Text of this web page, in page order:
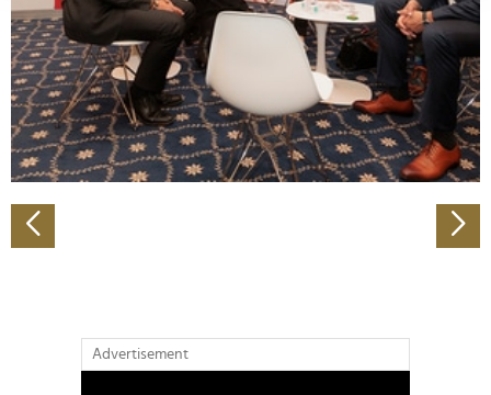
Abschnitt Einzelheiten
fest.
Wir verwenden Cookies, um Inhalte und Anzeigen zu
personalisieren, Funktionen für soziale Medien anbieten
zu können und die Zugriffe auf unsere Website zu
analysieren. Außerdem geben wir Informationen zu Ihrer
Verwendung unserer Website an unsere Partner für
Partner führen diese Informationen möglicherweise mit
weiteren Daten zusammen, die Sie ihnen bereitgestellt
Advertisement